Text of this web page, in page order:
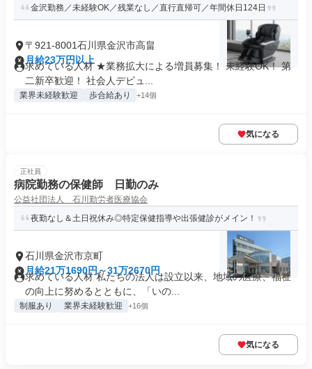
金沢勤務／未経験OK／残業なし／直行直帰可／年間休日124日
〒921-8001石川県金沢市高畠
月給23万円以上
求めている人材 ★業務拡大による増員募集！ 未経験OK！ 第
二新卒歓迎！ 社会人デビュ...
業界未経験歓迎 歩合給あり +14個
気になる
正社員
病院勤務の保健師 日勤のみ
公益社団法人 石川勤労者医療協会
夜勤なし＆土日祝休み◎特定保健指導や出張健診がメイン！
石川県金沢市京町
月給21万1690円～31万2670円
求めている人材 私たちの法人は設立以来、地域の医療、福祉
の向上に努めるとともに、「いの...
制服あり 業界未経験歓迎 +16個
気になる